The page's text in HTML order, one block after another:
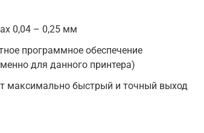
0,04 – 0,25 мм
программное обеспечение
для данного принтера)
максимально быстрый и точный выход